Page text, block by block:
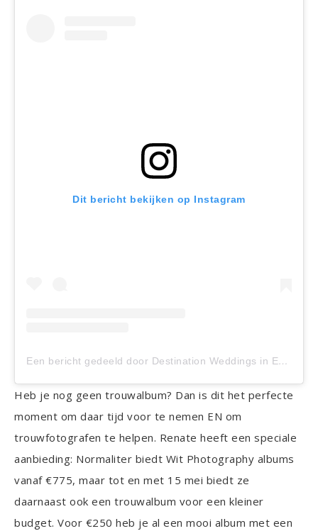
Dit bericht bekijken op Instagram
Een bericht gedeeld door Destination Weddings in Europe (@witphotography)
Heb je nog geen trouwalbum? Dan is dit het perfecte
moment om daar tijd voor te nemen EN om
trouwfotografen te helpen. Renate heeft een speciale
aanbieding: Normaliter biedt Wit Photography albums
vanaf €775, maar tot en met 15 mei biedt ze
daarnaast ook een trouwalbum voor een kleiner
budget. Voor €250 heb je al een mooi album met een